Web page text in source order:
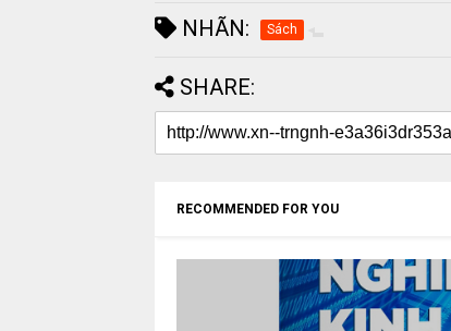
NHÃN: Sách
SHARE:
RECOMMENDED FOR YOU